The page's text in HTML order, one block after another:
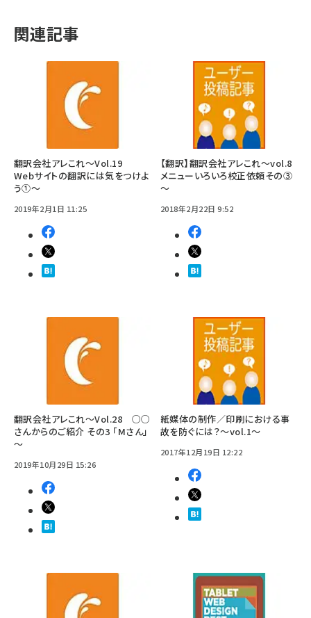
関連記事
翻訳会社アレこれ～Vol.19
Webサイトの翻訳には気をつけよ
う①～
2019年2月1日 11:25
【翻訳】翻訳会社アレこれ～vol.8
メニューいろいろ校正依頼その③
～
2018年2月22日 9:52
翻訳会社アレこれ～Vol.28 ○○
さんからのご紹介 その3 「Mさん」
～
2019年10月29日 15:26
紙媒体の制作／印刷における事
故を防ぐには？〜vol.1〜
2017年12月19日 12:22